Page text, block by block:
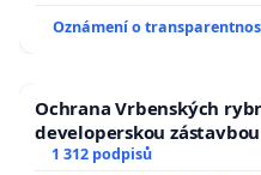
Oznámení o
Ochrana Vrbenských
developerskou zástavbou
1 312 podpisů